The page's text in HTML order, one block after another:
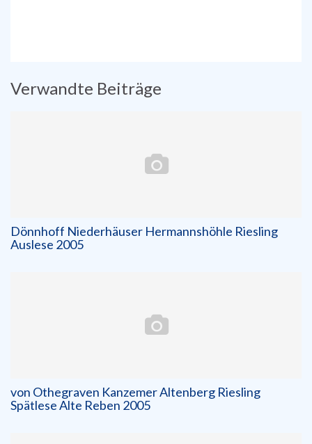
Verwandte Beiträge
Dönnhoff Niederhäuser Hermannshöhle Riesling
Auslese 2005
von Othegraven Kanzemer Altenberg Riesling
Spätlese Alte Reben 2005